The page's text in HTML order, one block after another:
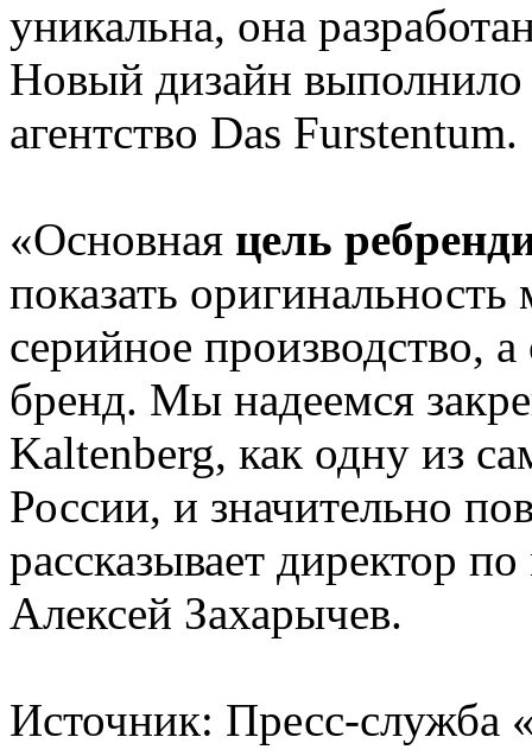
уникальна, она
Новый дизайн выполнило
агентство Das Furstentum.
«Основная цель
показать
серийное производство,
бренд. Мы надеемся
Kaltenberg, как одну из
России, и значительно
рассказывает директор
Алексей Захарычев.
Источник: Пресс-служба